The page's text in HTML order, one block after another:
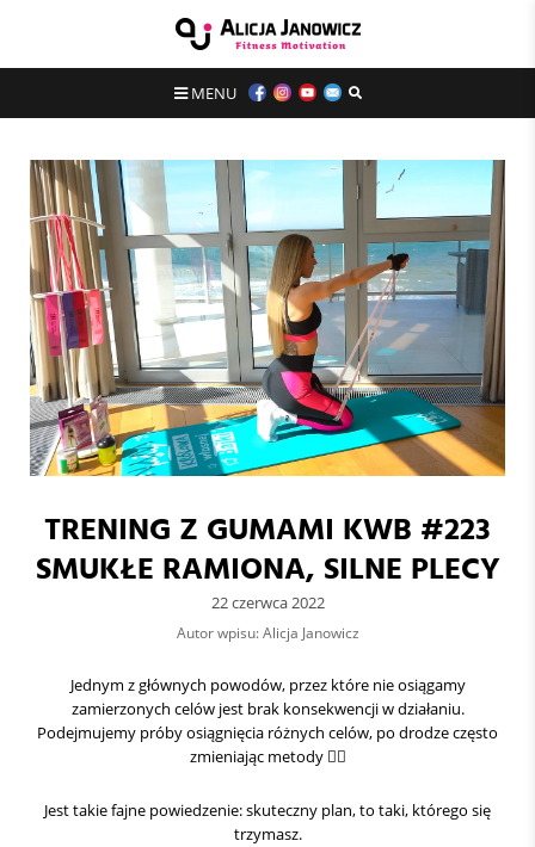
MENU
TRENING Z GUMAMI KWB #223
SMUKŁE RAMIONA, SILNE PLECY
22 czerwca 2022
Autor wpisu: Alicja Janowicz
Jednym z głównych powodów, przez które nie osiągamy
zamierzonych celów jest brak konsekwencji w działaniu.
Podejmujemy próby osiągnięcia różnych celów, po drodze często
zmieniając metody 🤷‍♀️
Jest takie fajne powiedzenie: skuteczny plan, to taki, którego się
trzymasz.